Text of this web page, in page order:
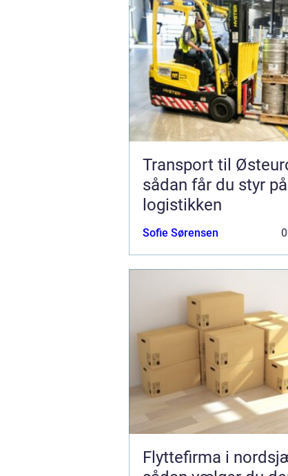
Transport til
sådan får du styr på
logistikken
Sofie Sørensen
Flyttefirma i